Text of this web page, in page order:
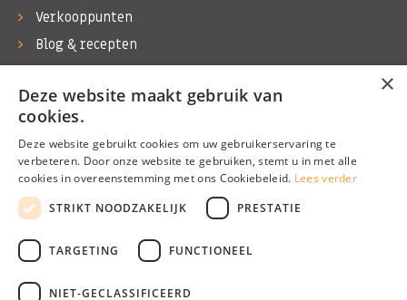
Verkooppunten
Blog & recepten
Werken bij Bas Boer Noten
Contact
©1974 - 2026 Bas Boer Noten
×
Deze website maakt gebruik van
cookies.
Deze website gebruikt cookies om uw gebruikerservaring te
verbeteren. Door onze website te gebruiken, stemt u in met alle
cookies in overeenstemming met ons Cookiebeleid. Lees verder
STRIKT NOODZAKELIJK
PRESTATIE
TARGETING FUNCTIONEEL
NIET-GECLASSIFICEERD